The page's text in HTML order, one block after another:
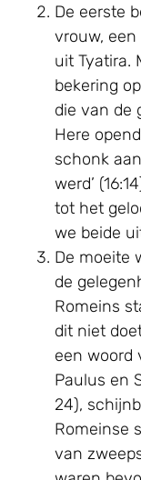
De eerste
vrouw,
uit Tyatira.
bekering
die van de
Here
schonk
werd’
tot het
we beide
De moeite
de
Romeins
dit niet
een woord
Paulus en
24),
Romeinse
van